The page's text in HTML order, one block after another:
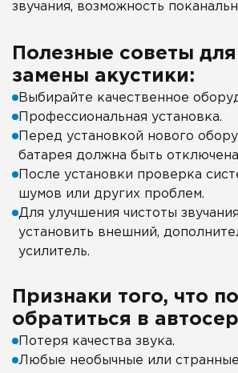
звучания, возможность
Полезные советы
замены акустики:
Выбирайте качественное
Профессиональная установка.
Перед установкой нового
батарея должна быть
После установки проверка
шумов или других проблем.
Для улучшения чистоты
установить внешний,
усилитель.
Признаки того, что
обратиться в
Потеря качества звука.
Любые необычные или странные